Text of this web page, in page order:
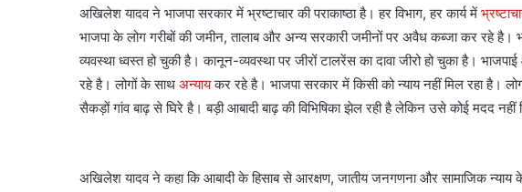
अखिलेश यादव ने भाजपा सरकार में भ्रष्टाचार की पराकाष्ठा है। हर विभाग, हर कार्य में
भाजपा के लोग गरीबों की जमीन, तालाब और अन्य सरकारी जमीनों पर अवैध कब्जा कर रहे है।
व्यवस्था ध्वस्त हो चुकी है। कानून-व्यवस्था पर जीरों टालरेंस का दावा जीरो हो चुका है।
रहे है। लोगों के साथ अन्यायकर रहे है। भाजपा सरकार में किसी को न्याय नहीं मिल रहा है।
सैकड़ों गांव बाढ़ से घिरे है। बड़ी आबादी बाढ़ की विभिषिका झेल रही है लेकिन उसे कोई मदद नहीं
अखिलेश यादव ने कहा कि आबादी के हिसाब से आरक्षण, जातीय जनगणना और सामाजिक न्याय के